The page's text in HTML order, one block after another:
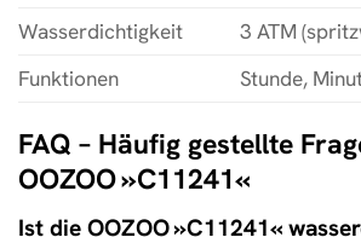
Wasserdichtigkeit
3 ATM
Funktionen
Stunde,
FAQ – Häufig gestellte
OOZOO »C11241«
Ist die OOZOO »C11241«